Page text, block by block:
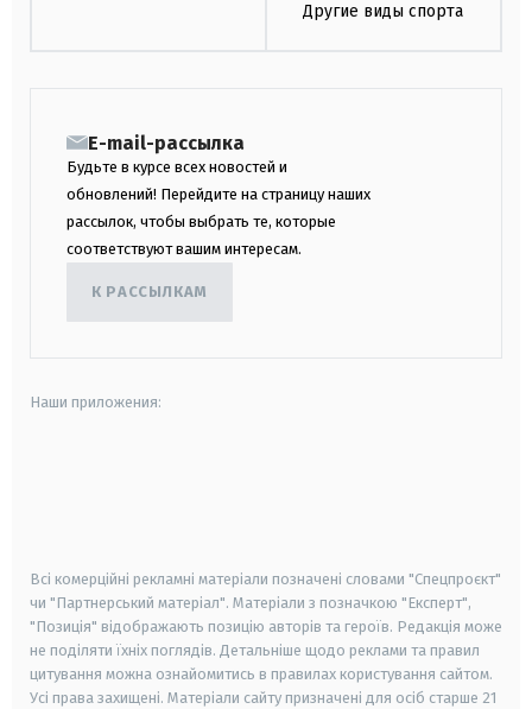
Другие виды спорта
E-mail-рассылка
Будьте в курсе всех новостей и
обновлений! Перейдите на страницу наших
рассылок, чтобы выбрать те, которые
соответствуют вашим интересам.
К РАССЫЛКАМ
Наши приложения:
Всі комерційні рекламні матеріали позначені словами "Спецпроєкт"
чи "Партнерський матеріал". Матеріали з позначкою "Експерт",
"Позиція" відображають позицію авторів та героїв. Редакція може
не поділяти їхніх поглядів. Детальніше щодо реклами та правил
цитування можна ознайомитись в правилах користування сайтом.
Усі права захищені. Матеріали сайту призначені для осіб старше 21